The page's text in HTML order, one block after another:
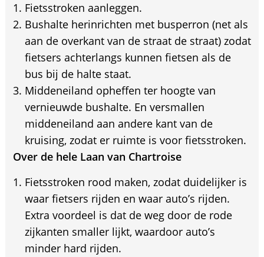
Fietsstroken aanleggen.
Bushalte herinrichten met busperron (net als
aan de overkant van de straat de straat) zodat
fietsers achterlangs kunnen fietsen als de
bus bij de halte staat.
Middeneiland opheffen ter hoogte van
vernieuwde bushalte. En versmallen
middeneiland aan andere kant van de
kruising, zodat er ruimte is voor fietsstroken.
Over de hele Laan van Chartroise
Fietsstroken rood maken, zodat duidelijker is
waar fietsers rijden en waar auto’s rijden.
Extra voordeel is dat de weg door de rode
zijkanten smaller lijkt, waardoor auto’s
minder hard rijden.